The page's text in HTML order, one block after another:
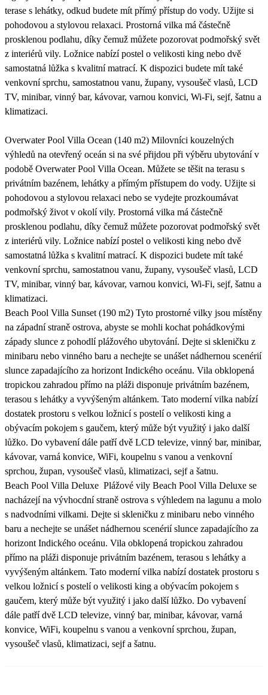
terase s lehátky, odkud budete mít přímý přístup do vody. Užijte si
pohodovou a stylovou relaxaci. Prostorná vilka má částečně
prosklenou podlahu, díky čemuž můžete pozorovat podmořský svět
z interiérů vily. Ložnice nabízí postel o velikosti king nebo dvě
samostatná lůžka s kvalitní matrací. K dispozici budete mít také
venkovní sprchu, samostatnou vanu, župany, vysoušeč vlasů, LCD
TV, minibar, vinný bar, kávovar, varnou konvici, Wi-Fi, sejf, šatnu a
klimatizaci.
Overwater Pool Villa Ocean (140 m2) Milovníci kouzelných
výhledů na otevřený oceán si na své přijdou při výběru ubytování v
podobě Overwater Pool Villa Ocean. Můžete se těšit na terasu s
privátním bazénem, lehátky a přímým přístupem do vody. Užijte si
pohodovou a stylovou relaxaci nebo se vydejte prozkoumávat
podmořský život v okolí vily. Prostorná vilka má částečně
prosklenou podlahu, díky čemuž můžete pozorovat podmořský svět
z interiérů vily. Ložnice nabízí postel o velikosti king nebo dvě
samostatná lůžka s kvalitní matrací. K dispozici budete mít také
venkovní sprchu, samostatnou vanu, župany, vysoušeč vlasů, LCD
TV, minibar, vinný bar, kávovar, varnou konvici, Wi-Fi, sejf, šatnu a
klimatizaci.
Beach Pool Villa Sunset (190 m2) Tyto prostorné vilky jsou místěny
na západní straně ostrova, abyste se mohli kochat pohádkovými
západy slunce z pohodlí plážového ubytování. Dejte si skleničku z
minibaru nebo vinného baru a nechejte se unášet nádhernou scenérií
slunce zapadajícího za horizont Indického oceánu. Vila obklopená
tropickou zahradou přímo na pláži disponuje privátním bazénem,
terasou s lehátky a vyvýšeným altánkem. Tato moderní vilka nabízí
dostatek prostoru s velkou ložnicí s postelí o velikosti king a
obývacím pokojem s gaučem, který může být využitý i jako další
lůžko. Do vybavení dále patří dvě LCD televize, vinný bar, minibar,
kávovar, varná konvice, WiFi, koupelnu s vanou a venkovní
sprchou, župan, vysoušeč vlasů, klimatizaci, sejf a šatnu.
Beach Pool Villa Deluxe Plážové vily Beach Pool Villa Deluxe se
nacházejí na vývhocdní straně ostrova s výhledem na lagunu a molo
s nadvodními vilkami. Dejte si skleničku z minibaru nebo vinného
baru a nechejte se unášet nádhernou scenérií slunce zapadajícího za
horizont Indického oceánu. Vila obklopená tropickou zahradou
přímo na pláži disponuje privátním bazénem, terasou s lehátky a
vyvýšeným altánkem. Tato moderní vilka nabízí dostatek prostoru s
velkou ložnicí s postelí o velikosti king a obývacím pokojem s
gaučem, který může být využitý i jako další lůžko. Do vybavení
dále patří dvě LCD televize, vinný bar, minibar, kávovar, varná
konvice, WiFi, koupelnu s vanou a venkovní sprchou, župan,
vysoušeč vlasů, klimatizaci, sejf a šatnu.